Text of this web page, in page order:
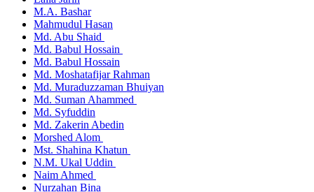
M.A. Bashar
Mahmudul Hasan
Md. Abu Shaid
Md. Babul Hossain
Md. Babul Hossain
Md. Moshatafijar Rahman
Md. Muraduzzaman Bhuiyan
Md. Suman Ahammed
Md. Syfuddin
Md. Zakerin Abedin
Morshed Alom
Mst. Shahina Khatun
N.M. Ukal Uddin
Naim Ahmed
Nurzahan Bina